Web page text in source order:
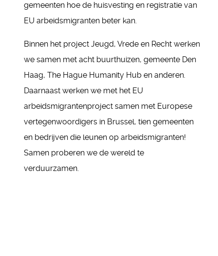
gemeenten hoe de huisvesting en registratie van
EU arbeidsmigranten beter kan.
Binnen het project Jeugd, Vrede en Recht werken
we samen met acht buurthuizen, gemeente Den
Haag, The Hague Humanity Hub en anderen.
Daarnaast werken we met het EU
arbeidsmigrantenproject samen met Europese
vertegenwoordigers in Brussel, tien gemeenten
en bedrijven die leunen op arbeidsmigranten!
Samen proberen we de wereld te
verduurzamen.